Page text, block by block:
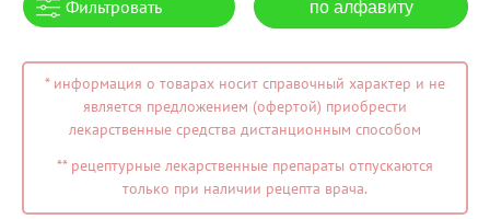
Фильтровать по алфавиту
* информация о товарах носит справочный характер и не
является предложением (офертой) приобрести
лекарственные средства дистанционным способом
** рецептурные лекарственные препараты отпускаются
только при наличии рецепта врача.